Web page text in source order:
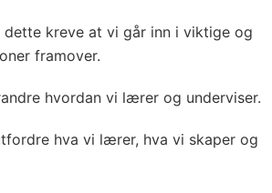
dette kreve at vi går inn i viktige og
framover.
hvordan vi lærer og underviser.
hva vi lærer, hva vi skaper og